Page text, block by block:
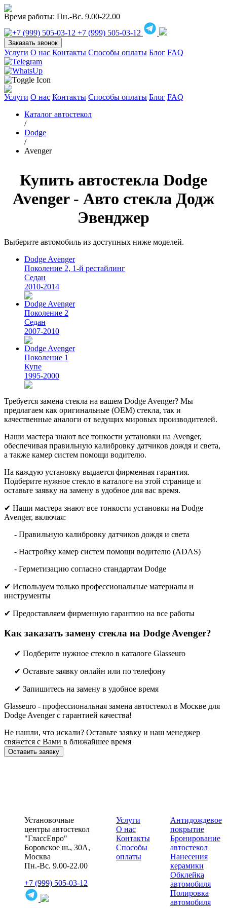
Время работы: Пн.-Вс. 9.00-22.00
+7 (999) 505-03-12
Заказать звонок
Услуги О нас Контакты Способы оплаты Блог FAQ
Услуги О нас Контакты Способы оплаты Блог FAQ
Каталог автостекол
/
Dodge
/
Avenger
Купить автостекла Dodge
Avenger - Авто стекла Додж
Эвенджер
Выберите автомобиль из доступных ниже моделей.
Dodge Avenger
Поколение 2, 1-й рестайлинг
Седан
2010-2014
Dodge Avenger
Поколение 2
Седан
2007-2010
Dodge Avenger
Поколение 1
Купе
1995-2000
Требуется замена стекла на вашем Dodge Avenger? Мы
предлагаем как оригинальные (OEM) стекла, так и
качественные аналоги от ведущих мировых производителей.
Наши мастера знают все тонкости установки на Avenger,
обеспечивая правильную калибровку датчиков дождя и света,
а также камер систем помощи водителю.
На каждую установку выдается фирменная гарантия.
Подберите нужное стекло в каталоге на этой странице и
оставьте заявку на замену в удобное для вас время.
✔ Наши мастера знают все тонкости установки на Dodge
Avenger, включая:
- Правильную калибровку датчиков дождя и света
- Настройку камер систем помощи водителю (ADAS)
- Герметизацию согласно стандартам Dodge
✔ Используем только профессиональные материалы и
инструменты
✔ Предоставляем фирменную гарантию на все работы
Как заказать замену стекла на Dodge Avenger?
✔ Подберите нужное стекло в каталоге Glasseuro
✔ Оставьте заявку онлайн или по телефону
✔ Запишитесь на замену в удобное время
Glasseuro - профессиональная замена автостекол в Москве для
Dodge Avenger с гарантией качества!
Не нашли, что искали? Оставьте заявку и наш менеджер
свяжется с Вами в ближайшее время
Оставить заявку
Установочные
центры автостекол
"ГлассЕвро"
Боровское ш., 30А,
Москва
Пн.-Вс. 9.00-22.00
+7 (999) 505-03-12
Услуги
О нас
Контакты
Способы
оплаты
Антидождевое
покрытие
Бронирование
автостекол
Нанесения
керамики
Обклейка
автомобиля
Полировка
автомобиля